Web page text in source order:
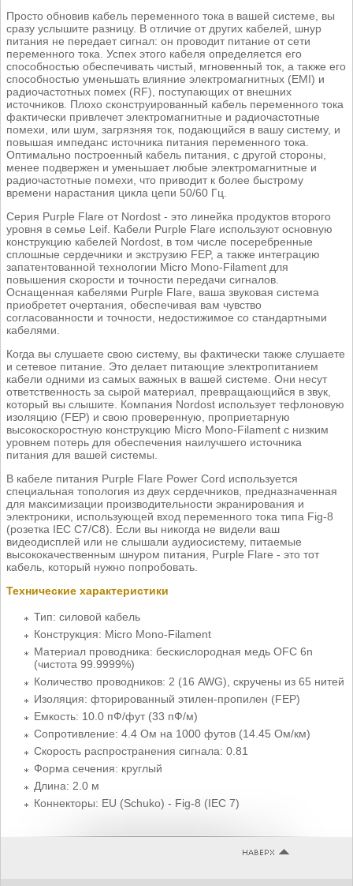
Просто обновив кабель переменного тока в вашей системе, вы
сразу услышите разницу. В отличие от других кабелей, шнур
питания не передает сигнал: он проводит питание от сети
переменного тока. Успех этого кабеля определяется его
способностью обеспечивать чистый, мгновенный ток, а также его
способностью уменьшать влияние электромагнитных (EMI) и
радиочастотных помех (RF), поступающих от внешних
источников. Плохо сконструированный кабель переменного тока
фактически привлечет электромагнитные и радиочастотные
помехи, или шум, загрязняя ток, подающийся в вашу систему, и
повышая импеданс источника питания переменного тока.
Оптимально построенный кабель питания, с другой стороны,
менее подвержен и уменьшает любые электромагнитные и
радиочастотные помехи, что приводит к более быстрому
времени нарастания цикла цепи 50/60 Гц.
Серия Purple Flare от Nordost - это линейка продуктов второго
уровня в семье Leif. Кабели Purple Flare используют основную
конструкцию кабелей Nordost, в том числе посеребренные
сплошные сердечники и экструзию FEP, а также интеграцию
запатентованной технологии Micro Mono-Filament для
повышения скорости и точности передачи сигналов.
Оснащенная кабелями Purple Flare, ваша звуковая система
приобретет очертания, обеспечивая вам чувство
согласованности и точности, недостижимое со стандартными
кабелями.
Когда вы слушаете свою систему, вы фактически также слушаете
и сетевое питание. Это делает питающие электропитанием
кабели одними из самых важных в вашей системе. Они несут
ответственность за сырой материал, превращающийся в звук,
который вы слышите. Компания Nordost использует тефлоновую
изоляцию (FEP) и свою проверенную, проприетарную
высокоскоростную конструкцию Micro Mono-Filament с низким
уровнем потерь для обеспечения наилучшего источника
питания для вашей системы.
В кабеле питания Purple Flare Power Cord используется
специальная топология из двух сердечников, предназначенная
для максимизации производительности экранирования и
электроники, использующей вход переменного тока типа Fig-8
(розетка IEC C7/C8). Если вы никогда не видели ваш
видеодисплей или не слышали аудиосистему, питаемые
высококачественным шнуром питания, Purple Flare - это тот
кабель, который нужно попробовать.
Технические характеристики
Тип: силовой кабель
Конструкция: Micro Mono-Filament
Материал проводника: бескислородная медь ОFС 6n
(чистота 99.9999%)
Количество проводников: 2 (16 AWG), скручены из 65 нитей
Изоляция: фторированный этилен-пропилен (FEP)
Емкость: 10.0 пФ/фут (33 пФ/м)
Сопротивление: 4.4 Ом на 1000 футов (14.45 Ом/км)
Скорость распространения сигнала: 0.81
Форма сечения: круглый
Длина: 2.0 м
Коннекторы: EU (Schuko) - Fig-8 (IEC 7)